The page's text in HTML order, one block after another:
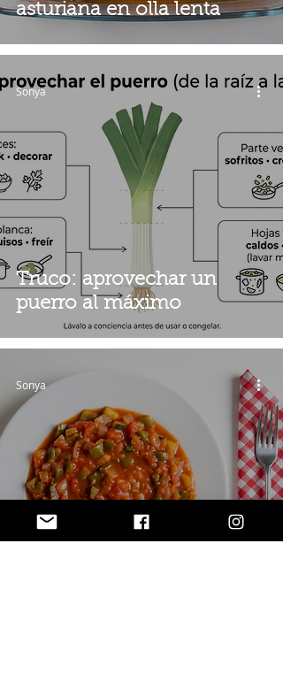
asturiana en olla lenta
Truco: aprovechar un
puerro al máximo
Sonya
Sonya